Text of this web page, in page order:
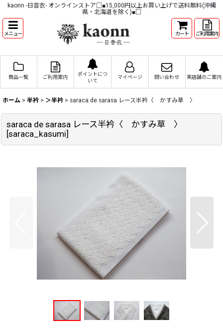
kaonn -日音衣- オンラインストア□■15,000円以上お買い上げで送料無料(沖縄
県・北海道を除く)■□
メニュー カート ご利用案内
商品一覧 ご利用案内
ポイントにつ
いて
マイページ 問い合わせ 実店舗のご案内
ホーム > 半衿 > ＞半衿 > saraca de sarasa レース半衿〈 かすみ草 〉
saraca de sarasa レース半衿〈 かすみ草 〉
[saraca_kasumi]